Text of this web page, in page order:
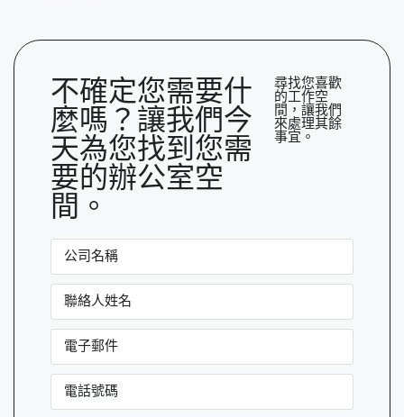
不確定您需要什
麼嗎？讓我們今
天為您找到您需
要的辦公室空
間。
尋找您喜歡
的工作空
間，讓我們
來處理其餘
事宜。